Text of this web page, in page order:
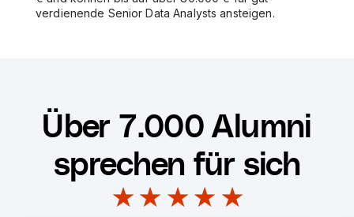
verdienende Senior Data Analysts ansteigen.
Über 7.000 Alumni
sprechen für sich
★ ★ ★ ★ ★